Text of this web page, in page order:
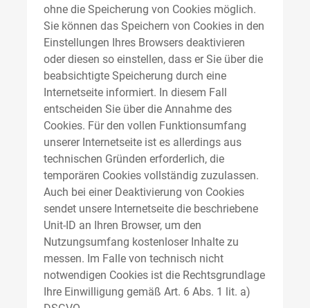
ohne die Speicherung von Cookies möglich.
Sie können das Speichern von Cookies in den
Einstellungen Ihres Browsers deaktivieren
oder diesen so einstellen, dass er Sie über die
beabsichtigte Speicherung durch eine
Internetseite informiert. In diesem Fall
entscheiden Sie über die Annahme des
Cookies. Für den vollen Funktionsumfang
unserer Internetseite ist es allerdings aus
technischen Gründen erforderlich, die
temporären Cookies vollständig zuzulassen.
Auch bei einer Deaktivierung von Cookies
sendet unsere Internetseite die beschriebene
Unit-ID an Ihren Browser, um den
Nutzungsumfang kostenloser Inhalte zu
messen. Im Falle von technisch nicht
notwendigen Cookies ist die Rechtsgrundlage
Ihre Einwilligung gemäß Art. 6 Abs. 1 lit. a)